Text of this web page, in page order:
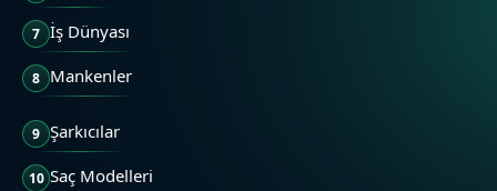
7 İş Dünyası
8 Mankenler
9 Şarkıcılar
10 Saç Modelleri